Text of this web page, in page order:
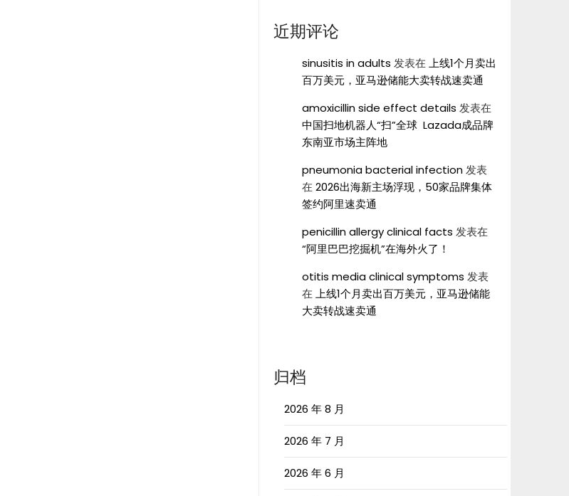
近期评论
sinusitis in adults 发表在上线1个月卖出
百万美元，亚马逊储能大卖转战速卖通
amoxicillin side effect details 发表在
中国扫地机器人“扫”全球 Lazada成品牌
东南亚市场主阵地
pneumonia bacterial infection发表
在2026出海新主场浮现，50家品牌集体
签约阿里速卖通
penicillin allergy clinical facts 发表在
“阿里巴巴挖掘机”在海外火了！
otitis media clinical symptoms 发表
在上线1个月卖出百万美元，亚马逊储能
大卖转战速卖通
归档
2026 年 8 月
2026 年 7 月
2026 年 6 月